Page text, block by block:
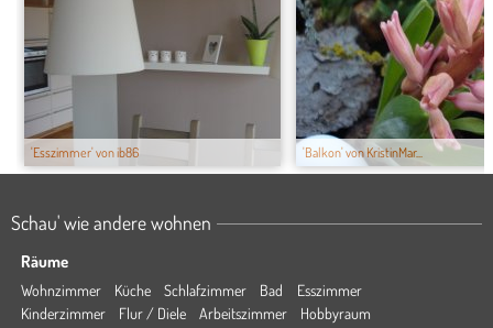
'Esszimmer' von ib86 'Balkon' von KristinMar...
Schau' wie andere wohnen
Räume
Wohnzimmer Küche Schlafzimmer Bad
Esszimmer
Kinderzimmer
Flur / Diele Arbeitszimmer
Hobbyraum